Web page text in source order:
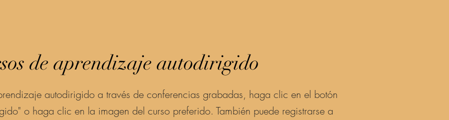
de aprendizaje autodirigido
autodirigido a través de conferencias grabadas, haga clic en el botón
o haga clic en la imagen del curso preferido. También puede registrarse a